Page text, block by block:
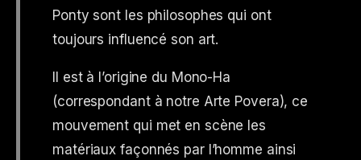
Ponty sont les philosophes qui ont
toujours influencé son art.
Il est à l’origine du Mono-Ha
(correspondant à notre Arte Povera), ce
mouvement qui met en scène les
matériaux façonnés par l’homme ainsi